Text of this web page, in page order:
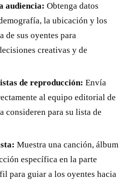
audiencia: Obtenga datos
la ubicación y los
de sus oyentes para
creativas y de
de reproducción: Envía
al equipo editorial de
consideren para su lista de
Muestra una canción, álbum
específica en la parte
para guiar a los oyentes hacia